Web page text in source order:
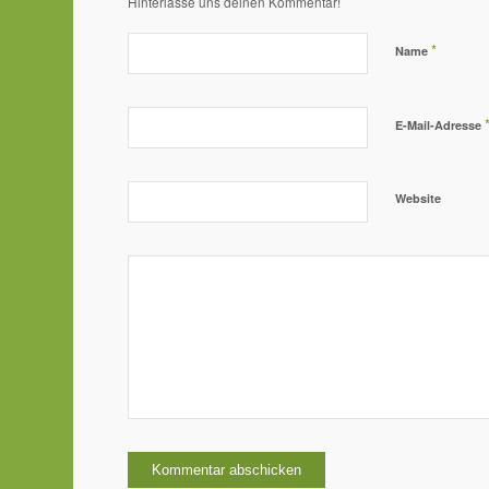
Name*
E-Mail-Adresse
Website